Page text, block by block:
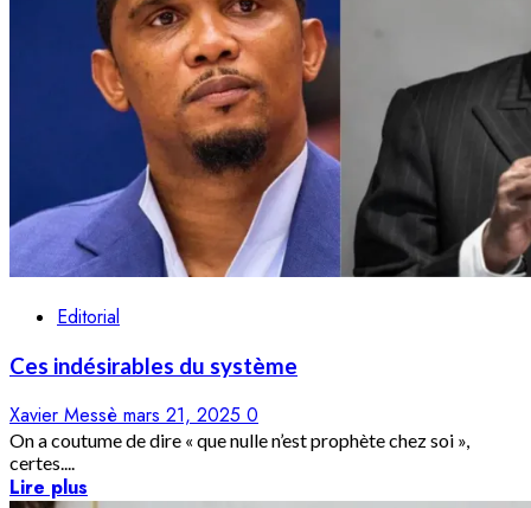
Editorial
Ces indésirables du système
Xavier Messè mars 21, 2025 0
On a coutume de dire « que nulle n’est prophète chez soi »,
certes....
Lire plus